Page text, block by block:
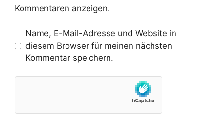
Kommentaren anzeigen.
Name, E-Mail-Adresse und Website in
diesem Browser für meinen nächsten
Kommentar speichern.